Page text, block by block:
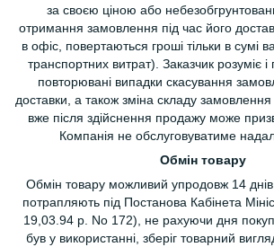
за своєю ціною або
отримання замовлення під час його
в офіс, повертаються гроші тільки в сумі
транспортних витрат). Заказчик розуміє
повторювані випадки скасування
доставки, а також зміна складу замовлення
вже після здійснення продажу може
Компанія не обслуговуватиме
Обмін товару
Обмін товару можливий упродовж 14
потрапляють під Постанова Кабінета
19,03.94 р. No 172), не рахуючи дня
був у використанні, зберіг товарний